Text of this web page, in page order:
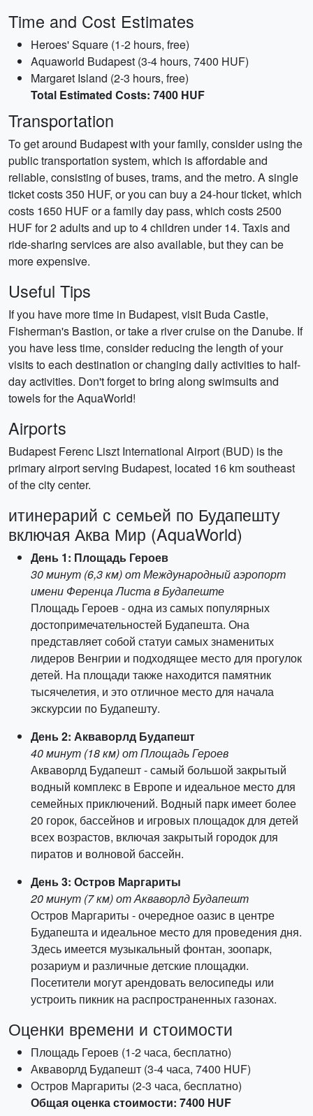
Time and Cost Estimates
Heroes' Square (1-2 hours, free)
Aquaworld Budapest (3-4 hours, 7400 HUF)
Margaret Island (2-3 hours, free)
Total Estimated Costs: 7400 HUF
Transportation
To get around Budapest with your family, consider using the
public transportation system, which is affordable and
reliable, consisting of buses, trams, and the metro. A single
ticket costs 350 HUF, or you can buy a 24-hour ticket, which
costs 1650 HUF or a family day pass, which costs 2500
HUF for 2 adults and up to 4 children under 14. Taxis and
ride-sharing services are also available, but they can be
more expensive.
Useful Tips
If you have more time in Budapest, visit Buda Castle,
Fisherman's Bastion, or take a river cruise on the Danube. If
you have less time, consider reducing the length of your
visits to each destination or changing daily activities to half-
day activities. Don't forget to bring along swimsuits and
towels for the AquaWorld!
Airports
Budapest Ferenc Liszt International Airport (BUD) is the
primary airport serving Budapest, located 16 km southeast
of the city center.
итинерарий с семьей по Будапешту
включая Аква Мир (AquaWorld)
День 1: Площадь Героев
30 минут (6,3 км) от Международный аэропорт
имени Ференца Листа в Будапеште
Площадь Героев - одна из самых популярных
достопримечательностей Будапешта. Она
представляет собой статуи самых знаменитых
лидеров Венгрии и подходящее место для прогулок
детей. На площади также находится памятник
тысячелетия, и это отличное место для начала
экскурсии по Будапешту.
День 2: Акваворлд Будапешт
40 минут (18 км) от Площадь Героев
Акваворлд Будапешт - самый большой закрытый
водный комплекс в Европе и идеальное место для
семейных приключений. Водный парк имеет более
20 горок, бассейнов и игровых площадок для детей
всех возрастов, включая закрытый городок для
пиратов и волновой бассейн.
День 3: Остров Маргариты
20 минут (7 км) от Акваворлд Будапешт
Остров Маргариты - очередное оазис в центре
Будапешта и идеальное место для проведения дня.
Здесь имеется музыкальный фонтан, зоопарк,
розариум и различные детские площадки.
Посетители могут арендовать велосипеды или
устроить пикник на распространенных газонах.
Оценки времени и стоимости
Площадь Героев (1-2 часа, бесплатно)
Акваворлд Будапешт (3-4 часа, 7400 HUF)
Остров Маргариты (2-3 часа, бесплатно)
Общая оценка стоимости: 7400 HUF